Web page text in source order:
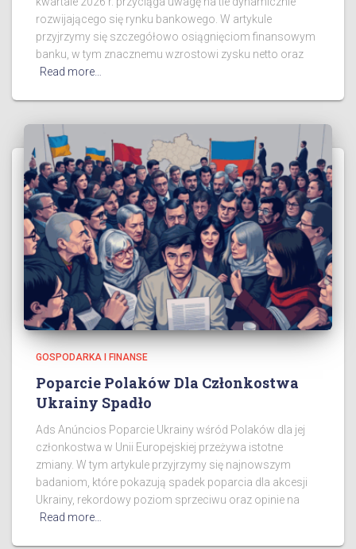
rozwijającego się rynku bankowego. W artykule
przyjrzymy się szczegółowo osiągnięciom finansowym
banku, w tym znacznemu wzrostowi zysku netto oraz
Read more…
GOSPODARKA I FINANSE
Poparcie Polaków Dla Członkostwa
Ukrainy Spadło
Ads Anúncios Poparcie Ukrainy wśród Polaków dla jej
członkostwa w Unii Europejskiej przeżywa istotne
zmiany. W tym artykule przyjrzymy się najnowszym
badaniom, które pokazują spadek poparcia dla akcesji
Ukrainy, rekordowy poziom sprzeciwu oraz opinie na
Read more…